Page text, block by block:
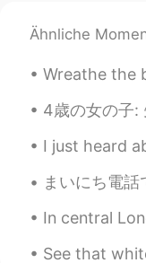
Ähnliche
Wreathe the bowl by
4歳の女の子: 先生、先生！どこから来たの？ガイコツ？ エル:
I just heard about a bad
まいにち電話できる真面目な友達を探しています。 日々英語と日
In central London we have a
See that white box? That's the